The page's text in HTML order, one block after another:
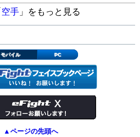
空手 」をもっと見る
モバイル PC
▲ページの先頭へ